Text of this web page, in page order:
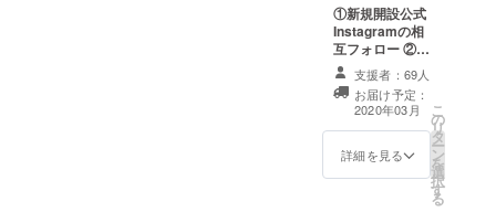
①新規開設公式
Instagramの相
互フォロー ②感
謝メッセージ
ーーーーーーー
ーーーーーーー
ーーーーーーー
ーー ※新規開設
公式Instagram
支援者：69人
お届け予定：
2020年03月
詳細を見る
こ
の
リ
タ
ー
ン
を
選
択
す
る